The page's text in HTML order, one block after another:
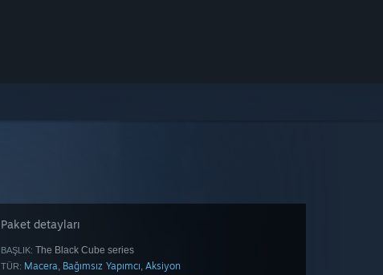
Paket detayları
BAŞLIK: The Black Cube series
TÜR: Macera, Bağımsız Yapımcı, Aksiyon